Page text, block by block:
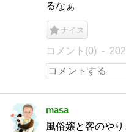
るなぁ
ナイス
コメント(0)
masa
風俗嬢と客のや